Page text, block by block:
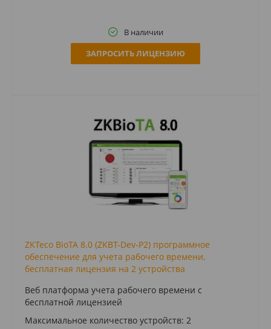
В наличии
ЗАПРОСИТЬ ЛИЦЕНЗИЮ
ZKTeco BioTA 8.0 (ZKBT-Dev-P2) программное
обеспечение для учета рабочего времени,
бесплатная лицензия на 2 устройства
Веб платформа учета рабочего времени с
бесплатной лицензией
Максимальное количество устройств: 2